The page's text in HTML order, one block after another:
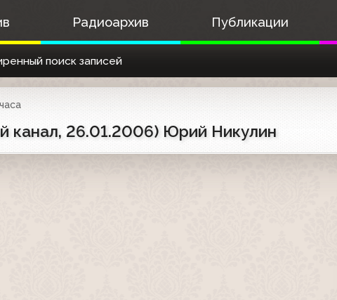
Радиоархив Публикации
поиск записей
канал, 26.01.2006) Юрий Никулин